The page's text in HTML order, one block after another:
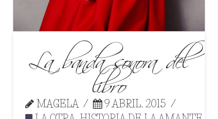
La banda sonora del
libro
MAGELA
9 ABRIL, 2015